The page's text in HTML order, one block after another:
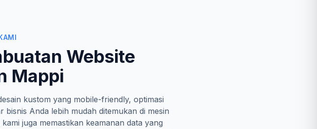
Website
Mappi
kustom yang mobile-friendly, optimasi
Anda lebih mudah ditemukan di mesin
juga memastikan keamanan data yang